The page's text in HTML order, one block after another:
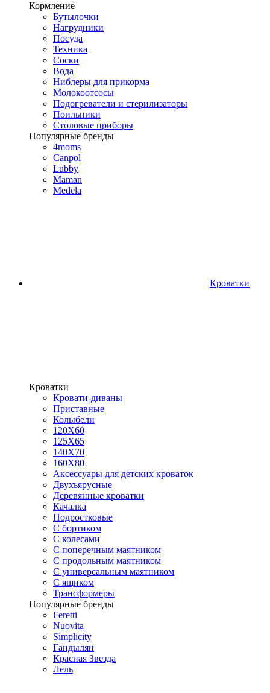
Кормление
Бутылочки
Нагрудники
Посуда
Техника
Соски
Вода
Ниблеры для прикорма
Молокоотсосы
Подогреватели и стерилизаторы
Поильники
Столовые приборы
Популярные бренды
4moms
Canpol
Lubby
Maman
Medela
Кроватки
Кроватки
Кровати-диваны
Приставные
Колыбели
120Х60
125X65
140Х70
160Х80
Аксессуары для детских кроваток
Двухъярусные
Деревянные кроватки
Качалка
Подростковые
С бортиком
С колесами
С поперечным маятником
С продольным маятником
С универсальным маятником
С ящиком
Трансформеры
Популярные бренды
Feretti
Nuovita
Simplicity
Гандылян
Красная Звезда
Лель